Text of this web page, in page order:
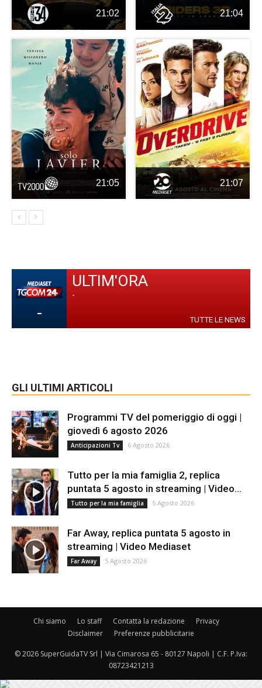
21:02 21:04
21:05 21:07
-
ULTIM'ORA
-
TUTTE LE NEWS
GLI ULTIMI ARTICOLI
Programmi TV del pomeriggio di oggi |
giovedì 6 agosto 2026
Anticipazioni Tv 6 Agosto 2026
Tutto per la mia famiglia 2, replica
puntata 5 agosto in streaming | Video...
Tutto per la mia famiglia 5 Agosto 2026
Far Away, replica puntata 5 agosto in
streaming | Video Mediaset
Far Away 5 Agosto 2026
Chi siamo Lo staff Contatta la redazione
Privacy
Disclaimer
Preferenze pubblicitarie
© 2026 SuperGuidaTV Srl | Via Cimarosa 65 - 80127 Napoli | C.F. P.Iva:
08723421213